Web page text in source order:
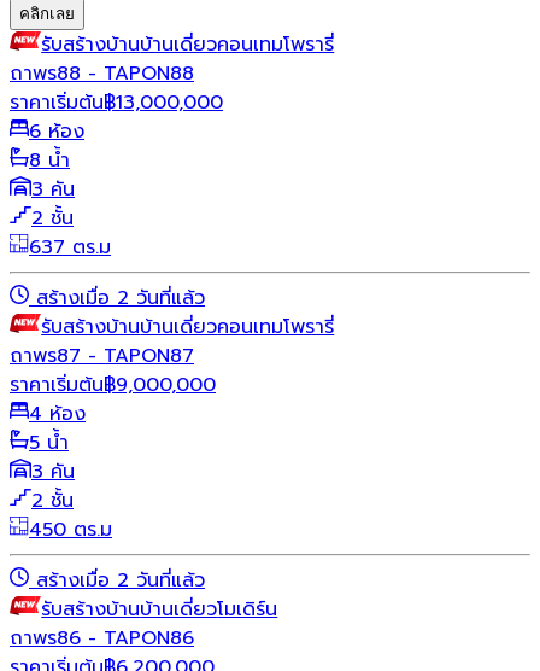
คลิกเลย
รับสร้างบ้านบ้านเดี่ยวคอนเทมโพรารี่
ถาพร88 - TAPON88
ราคาเริ่มต้น฿13,000,000
6 ห้อง
8 น้ำ
3 คัน
2 ชั้น
637 ตร.ม
สร้างเมื่อ 2 วันที่แล้ว
รับสร้างบ้านบ้านเดี่ยวคอนเทมโพรารี่
ถาพร87 - TAPON87
ราคาเริ่มต้น฿9,000,000
4 ห้อง
5 น้ำ
3 คัน
2 ชั้น
450 ตร.ม
สร้างเมื่อ 2 วันที่แล้ว
รับสร้างบ้านบ้านเดี่ยวโมเดิร์น
ถาพร86 - TAPON86